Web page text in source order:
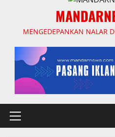
MENGEDEPANKAN NALAR
Primary